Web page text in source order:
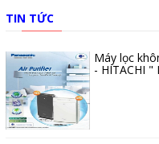
TIN TỨC
Máy lọc
- HITACHI "